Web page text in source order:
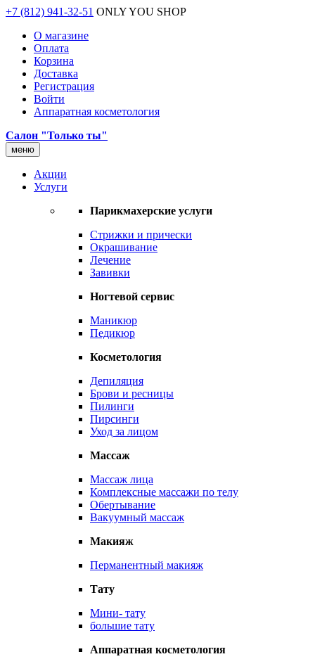
+7 (812) 941-32-51 ONLY YOU SHOP
О магазине
Оплата
Корзина
Доставка
Регистрация
Войти
Аппаратная косметология
Салон "Только ты"
меню
Акции
Услуги
Парикмахерские услуги
Стрижки и прически
Окрашивание
Лечение
Завивки
Ногтевой сервис
Маникюр
Педикюр
Косметология
Депиляция
Брови и ресницы
Пилинги
Пирсинги
Уход за лицом
Массаж
Массаж лица
Комплексные массажи по телу
Обертывание
Вакуумный массаж
Макияж
Перманентный макияж
Тату
Мини- тату
большие тату
Аппаратная косметология